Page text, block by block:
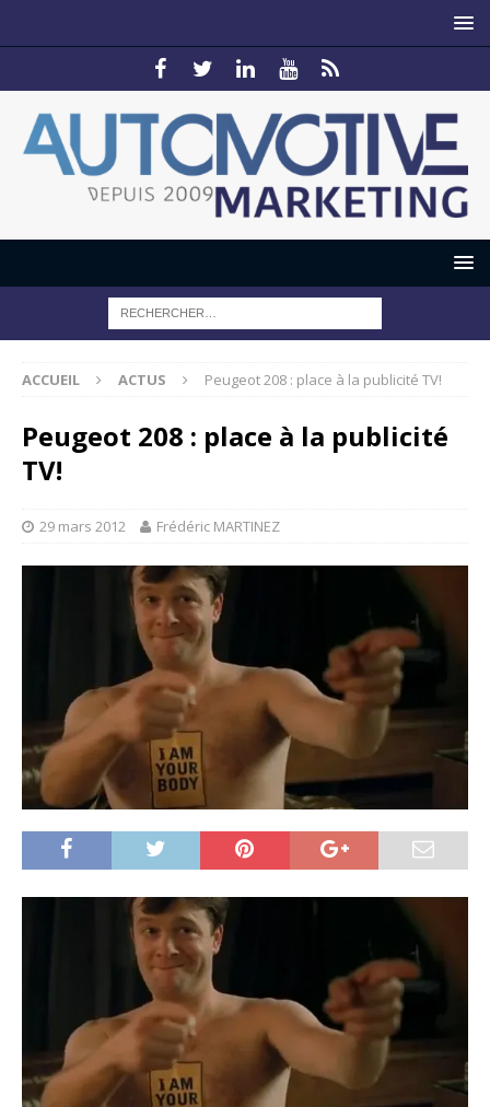
ACCUEIL ACTUS Peugeot 208 : place à la publicité TV!
Peugeot 208 : place à la publicité
TV!
29 mars 2012 Frédéric MARTINEZ